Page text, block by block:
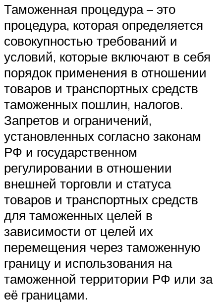
Таможенная процедура – это
процедура, которая определяется
совокупностью требований и
условий, которые включают в себя
порядок применения в отношении
товаров и транспортных средств
таможенных пошлин, налогов.
Запретов и ограничений,
установленных согласно законам
РФ и государственном
регулировании в отношении
внешней торговли и статуса
товаров и транспортных средств
для таможенных целей в
зависимости от целей их
перемещения через таможенную
границу и использования на
таможенной территории РФ или за
её границами.